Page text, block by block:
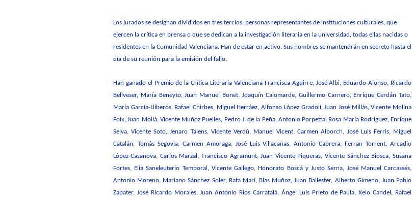
Los jurados se designan divididos en tres tercios: personas representantes de instituciones culturales, que
ejercen la crítica en prensa o que se dedican a la investigación literaria en la universidad, todas ellas nacidas o
residentes en la Comunidad Valenciana. Han de estar en activo. Sus nombres se mantendrán en secreto hasta el
día de su reunión para la emisión del fallo.
Han ganado el Premio de la Crítica Literaria Valenciana Francisca Aguirre, José Albi, Eduardo Alonso, Ricardo
Bellveser, María Beneyto, Juan Manuel Bonet, Joaquín Calomarde, Guillermo Carnero, Enrique Cerdán Tato,
María García-Lliberós, Rafael Chirbes, Miguel Herráez, Alfonso López Gradolí, Juan José Millás, Vicente Molina
Foix, Juan Mollá, Vicente Muñoz Puelles, Pedro J. de la Peña, Antonio Porpetta, Rosa María Rodríguez, Enrique
Selva, Vicente Soto, Jenaro Talens, Vicente Verdú, Manuel Vicent, Carmen Alborch, José Luis Ferris, Miguel
Catalán, Tomás Segovia, Carmen Amoraga, José Luis Villacañas, Antonio Cabrera, Ferran Torrent, Arcadio
López-Casanova, Carlos Marzal, Francisco Agramunt, Juan Vicente Piqueras, Vicente Sánchez Biosca, Susana
Fortes, Elia Saneleuterio Temporal , Vicente Gallego, Honorato Boscá y Justo Serna, José Manuel Carcassés,
Antonio Moreno, Mariano Sánchez Soler, Rafa Marí, Blas Muñoz, Juan Ballester, Alberto Gimeno, Juan Pablo
Zapater, José Ricardo Morales, Juan Antonio Ríos Carratalá, Ángel Luis Prieto de Paula, Xelo Candel, Rafael